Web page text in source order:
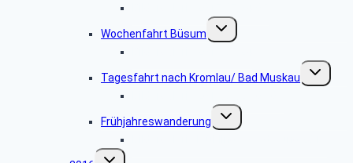
Wochenfahrt Büsum
Untermenü
umschalten
Tagesfahrt nach Kromlau/ Bad Muskau
Untermenü
Frühjahreswanderung
Untermenü
umschalten
Untermenü